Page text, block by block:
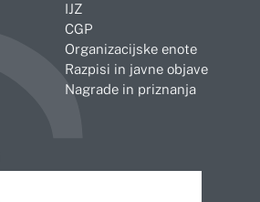
IJZ
CGP
Organizacijske enote
Razpisi in javne objave
Nagrade in priznanja